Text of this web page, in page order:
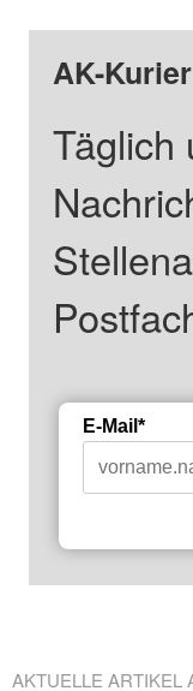
AK-
Täglich
E-Mail*
AKTUELLE ARTIKEL